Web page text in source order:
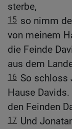
sterbe,
15 so nimm
von meinem
die Feinde
aus dem
16 So schloss
Hause Davids.
den Feinden
17 Und